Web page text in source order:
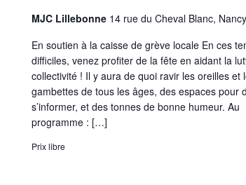
MJC Lillebonne 14 rue du Cheval Blanc, Nancy
En soutien à la caisse de grève locale En ces
difficiles, venez profiter de la fête en aidant la
collectivité ! Il y aura de quoi ravir les oreilles et
gambettes de tous les âges, des espaces pour
s’informer, et des tonnes de bonne humeur. Au
programme : […]
Prix libre